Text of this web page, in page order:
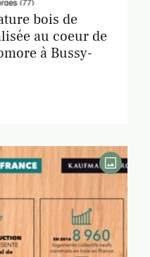
bois de
au coeur de
à Bussy-